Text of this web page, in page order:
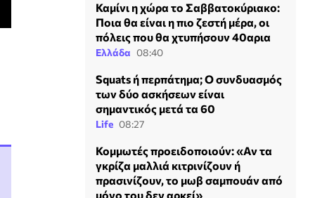
Καμίνι η χώρα το Σαββατοκύριακο:
Ποια θα είναι η πιο ζεστή μέρα, οι
πόλεις που θα χτυπήσουν 40αρια
Ελλάδα 08:40
Squats ή περπάτημα; Ο συνδυασμός
των δύο ασκήσεων είναι
σημαντικός μετά τα 60
Life 08:27
Κομμωτές προειδοποιούν: «Αν τα
γκρίζα μαλλιά κιτρινίζουν ή
πρασινίζουν, το μωβ σαμπουάν από
μόνο του δεν αρκεί»